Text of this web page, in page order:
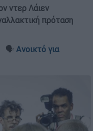
ντερ Λάιεν
πρόταση
🗣️ Ανοικτό για